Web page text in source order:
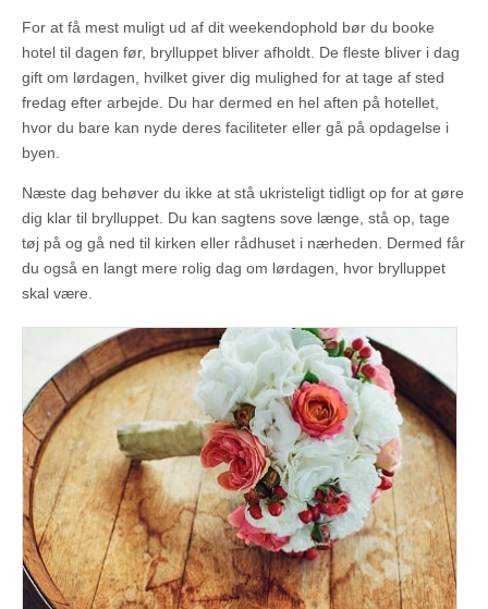
For at få mest muligt ud af dit weekendophold bør du booke
hotel til dagen før, brylluppet bliver afholdt. De fleste bliver i dag
gift om lørdagen, hvilket giver dig mulighed for at tage af sted
fredag efter arbejde. Du har dermed en hel aften på hotellet,
hvor du bare kan nyde deres faciliteter eller gå på opdagelse i
byen.
Næste dag behøver du ikke at stå ukristeligt tidligt op for at gøre
dig klar til brylluppet. Du kan sagtens sove længe, stå op, tage
tøj på og gå ned til kirken eller rådhuset i nærheden. Dermed får
du også en langt mere rolig dag om lørdagen, hvor brylluppet
skal være.